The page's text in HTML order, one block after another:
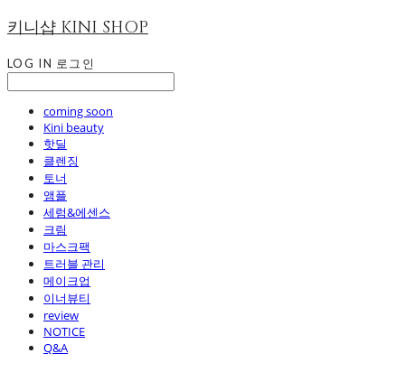
키니샵 KINI SHOP
LOG IN 로그인
coming soon
Kini beauty
핫딜
클렌징
토너
앰플
세럼&에센스
크림
마스크팩
트러블 관리
메이크업
이너뷰티
review
NOTICE
Q&A